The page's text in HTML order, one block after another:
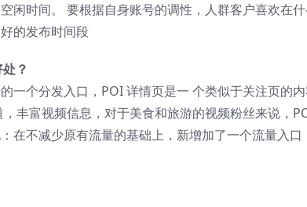
闲时间。 要根据自身账号的调性，人群客户喜欢在
的发布时间段
？
一个分发入口，POI 详情页是一 个类似于关注页的
丰富视频信息，对于美食和旅游的视频粉丝来说，
在不减少原有流量的基础上，新增加了一个流量入口